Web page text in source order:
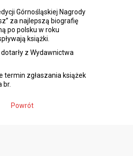
Górnośląskiej Nagrody
za najlepszą biografię
po polsku w roku
książki.
z Wydawnictwa
termin zgłaszania książek
br.
Powrót